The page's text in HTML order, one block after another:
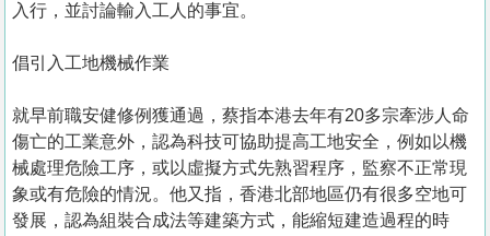
入行，並討論輸入工人的事宜。
倡引入工地機械作業
就早前職安健修例獲通過，蔡指本港去年有20多宗牽涉人命
傷亡的工業意外，認為科技可協助提高工地安全，例如以機
械處理危險工序，或以虛擬方式先熟習程序，監察不正常現
象或有危險的情況。他又指，香港北部地區仍有很多空地可
發展，認為組裝合成法等建築方式，能縮短建造過程的時